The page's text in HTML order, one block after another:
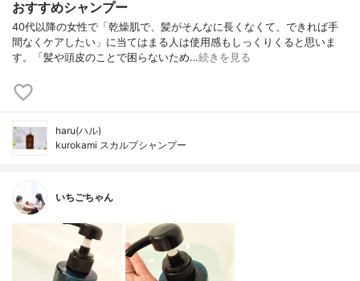
おすすめシャンプー
40代以降の女性で「乾燥肌で、髪がそんなに長くなくて、できれば手
間なくケアしたい」に当てはまる人は使用感もしっくりくると思いま
す。「髪や頭皮のことで困らないため…続きを見る
haru(ハル)
kurokami スカルプシャンプー
いちごちゃん